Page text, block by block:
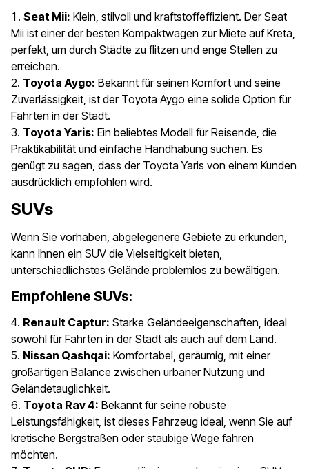
Seat Mii: Klein, stilvoll und kraftstoffeffizient. Der Seat
Mii ist einer der besten Kompaktwagen zur Miete auf Kreta,
perfekt, um durch Städte zu flitzen und enge Stellen zu
erreichen.
Toyota Aygo: Bekannt für seinen Komfort und seine
Zuverlässigkeit, ist der Toyota Aygo eine solide Option für
Fahrten in der Stadt.
Toyota Yaris: Ein beliebtes Modell für Reisende, die
Praktikabilität und einfache Handhabung suchen. Es
genügt zu sagen, dass der Toyota Yaris von einem Kunden
ausdrücklich empfohlen wird.
SUVs
Wenn Sie vorhaben, abgelegenere Gebiete zu erkunden,
kann Ihnen ein SUV die Vielseitigkeit bieten,
unterschiedlichstes Gelände problemlos zu bewältigen.
Empfohlene SUVs:
Renault Captur: Starke Geländeeigenschaften, ideal
sowohl für Fahrten in der Stadt als auch auf dem Land.
Nissan Qashqai: Komfortabel, geräumig, mit einer
großartigen Balance zwischen urbaner Nutzung und
Geländetauglichkeit.
Toyota Rav 4: Bekannt für seine robuste
Leistungsfähigkeit, ist dieses Fahrzeug ideal, wenn Sie auf
kretische Bergstraßen oder staubige Wege fahren
möchten.